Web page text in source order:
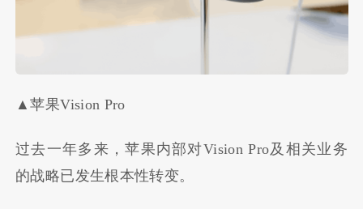
▲苹果Vision Pro
过去一年多来，苹果内部对Vision Pro及相关业务
的战略已发生根本性转变。